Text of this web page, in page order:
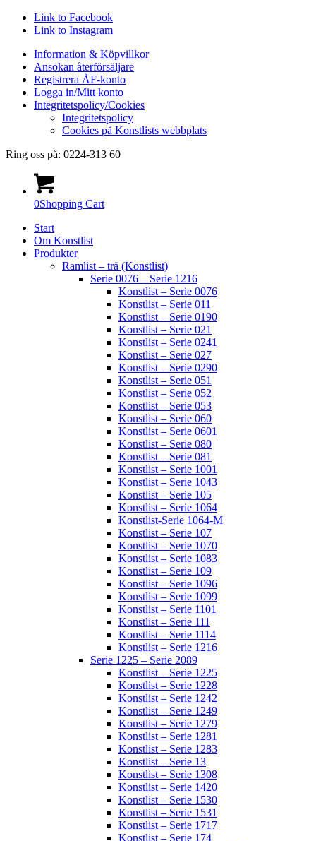
Link to Facebook
Link to Instagram
Information & Köpvillkor
Ansökan återförsäljare
Registrera ÅF-konto
Logga in/Mitt konto
Integritetspolicy/Cookies
Integritetspolicy
Cookies på Konstlists webbplats
Ring oss på: 0224-313 60
0Shopping Cart
Start
Om Konstlist
Produkter
Ramlist – trä (Konstlist)
Serie 0076 – Serie 1216
Konstlist – Serie 0076
Konstlist – Serie 011
Konstlist – Serie 0190
Konstlist – Serie 021
Konstlist – Serie 0241
Konstlist – Serie 027
Konstlist – Serie 0290
Konstlist – Serie 051
Konstlist – Serie 052
Konstlist – Serie 053
Konstlist – Serie 060
Konstlist – Serie 0601
Konstlist – Serie 080
Konstlist – Serie 081
Konstlist – Serie 1001
Konstlist – Serie 1043
Konstlist – Serie 105
Konstlist – Serie 1064
Konstlist-Serie 1064-M
Konstlist – Serie 107
Konstlist – Serie 1070
Konstlist – Serie 1083
Konstlist – Serie 109
Konstlist – Serie 1096
Konstlist – Serie 1099
Konstlist – Serie 1101
Konstlist – Serie 111
Konstlist – Serie 1114
Konstlist – Serie 1216
Serie 1225 – Serie 2089
Konstlist – Serie 1225
Konstlist – Serie 1228
Konstlist – Serie 1242
Konstlist – Serie 1249
Konstlist – Serie 1279
Konstlist – Serie 1281
Konstlist – Serie 1283
Konstlist – Serie 13
Konstlist – Serie 1308
Konstlist – Serie 1420
Konstlist – Serie 1530
Konstlist – Serie 1531
Konstlist – Serie 1717
Konstlist – Serie 174